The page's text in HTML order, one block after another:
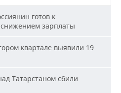
готов к
зарплаты
квартале выявили 19
Татарстаном сбили